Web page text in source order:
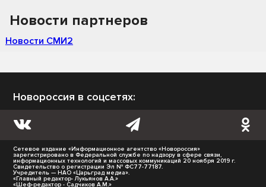
Новости партнеров
Новости СМИ2
Новороссия в соцсетях:
Сетевое издание «Информационное агентство «Новороссия»
зарегистрировано в Федеральной службе по надзору в сфере связи,
информационных технологий и массовых коммуникаций 20 ноября 2019 г.
Свидетельство о регистрации Эл № ФС77-77187.
Учредитель — НАО «Царьград медиа».
«Главный редактор- Лукьянов А.А.»
«Шеф-редактор - Садчиков А.М.»